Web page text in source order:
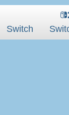
Switch